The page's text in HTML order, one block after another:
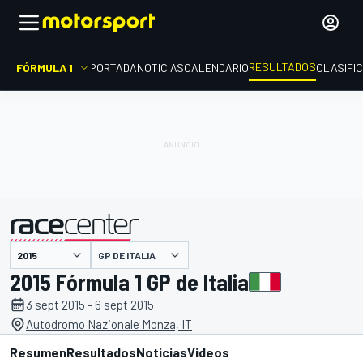
FÓRMULA 1 PORTADANOTICIASCALENDARIORESULTADOS
presentado por GP DE ITALIA
2015 Fórmula 1 GP de Italia
3 sept 2015 - 6 sept 2015
Autodromo Nazionale Monza, IT
ResumenResultadosNoticiasVideos